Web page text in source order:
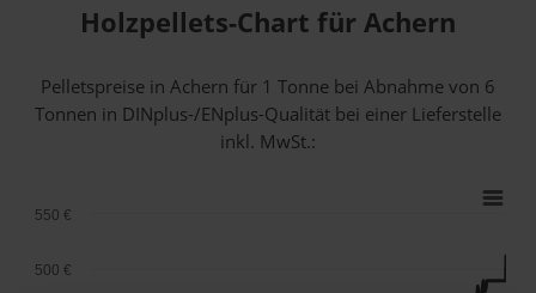
Holzpellets-Chart für Achern
Pelletspreise in Achern für 1 Tonne bei Abnahmevon 6
Tonnen in DINplus-/ENplus-Qualität bei einer Lieferstelle
inkl. MwSt.:
500 €
550 €